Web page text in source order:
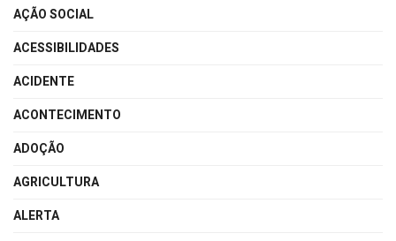
AÇÃO SOCIAL
ACESSIBILIDADES
ACIDENTE
ACONTECIMENTO
ADOÇÃO
AGRICULTURA
ALERTA